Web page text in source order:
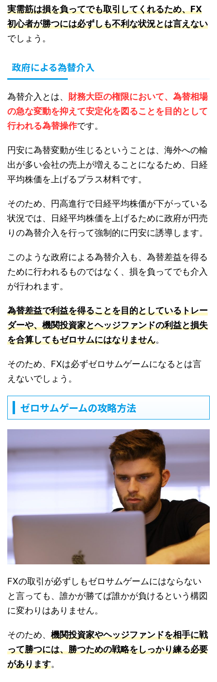
実需筋は損を負ってでも取引してくれるため、FX
初心者が勝つには必ずしも不利な状況とは言えない
でしょう。
政府による為替介入
為替介入とは、 財務大臣の権限において、為替相場
の急な変動を抑えて安定化を図ることを目的として
行われる為替操作です。
円安に為替変動が生じるということは、海外への輸
出が多い会社の売上が増えることになるため、日経
平均株価を上げるプラス材料です。
そのため、円高進行で日経平均株価が下がっている
状況では、日経平均株価を上げるために政府が円売
りの為替介入を行って強制的に円安に誘導します。
このような政府による為替介入も、為替差益を得る
ために行われるものではなく、損を負ってでも介入
が行われます。
為替差益で利益を得ることを目的としているトレー
ダーや、機関投資家とヘッジファンドの利益と損失
を合算してもゼロサムにはなりません。
そのため、FXは必ずゼロサムゲームになるとは言
えないでしょう。
ゼロサムゲームの攻略方法
FXの取引が必ずしもゼロサムゲームにはならない
と言っても、誰かが勝てば誰かが負けるという構図
に変わりはありません。
そのため、 機関投資家やヘッジファンドを相手に戦
って勝つには、勝つための戦略をしっかり練る必要
があります。